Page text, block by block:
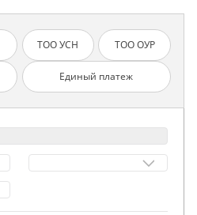
ТОО УСН ТОО ОУР
Единый платеж